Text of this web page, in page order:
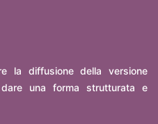
la diffusione della versione
una forma strutturata e